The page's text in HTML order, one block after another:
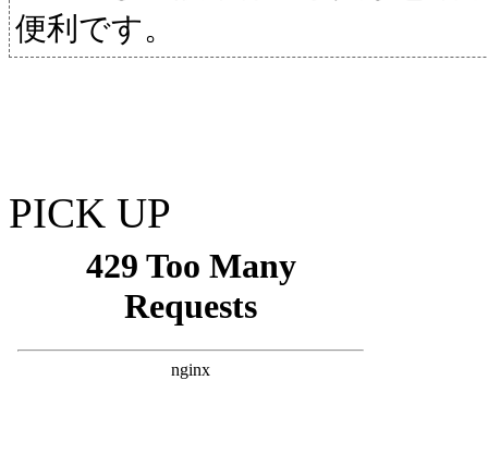
便利です。
PICK UP